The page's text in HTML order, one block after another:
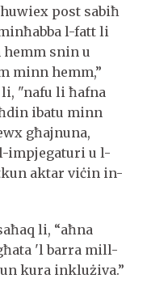
post sabiħ
l-fatt li
snin u
minn hemm,”
"nafu li ħafna
ibatu minn
għajnuna,
impjegaturi u l-
aktar viċin in-
li, “aħna
'l barra mill-
kura inklużiva.”